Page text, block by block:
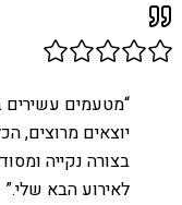
“מטעמים עשירים
יוצאים מרוצים,
בצורה נקייה
לאירוע הבא שלי.”